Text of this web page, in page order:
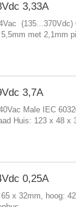
3,33A
met 2,1mm
3,7A
Male IEC
Huis: 123 x 48 x
0,25A
x 32mm, hoog: